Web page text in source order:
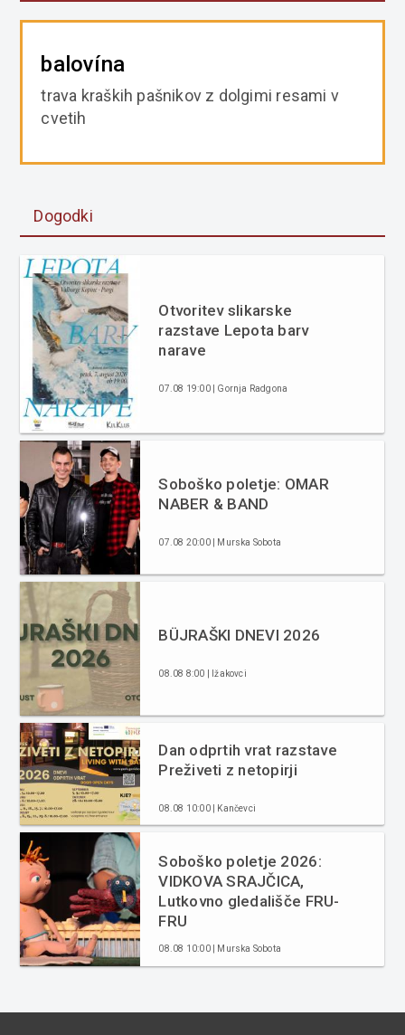
balovína
trava kraških pašnikov z dolgimi resami v
cvetih
Dogodki
Otvoritev slikarske
razstave Lepota barv
narave
07.08 19:00 | Gornja Radgona
Soboško poletje: OMAR
NABER & BAND
07.08 20:00 | Murska Sobota
BÜJRAŠKI DNEVI 2026
08.08 8:00 | Ižakovci
Dan odprtih vrat razstave
Preživeti z netopirji
08.08 10:00 | Kančevci
Soboško poletje 2026:
VIDKOVA SRAJČICA,
Lutkovno gledališče FRU-
FRU
08.08 10:00 | Murska Sobota